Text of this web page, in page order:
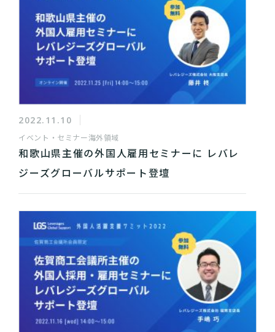
2022.11.10
イベント・セミナー海外領域
和歌山県主催の外国人雇用セミナーに レバレ
ジーズグローバルサポート登壇